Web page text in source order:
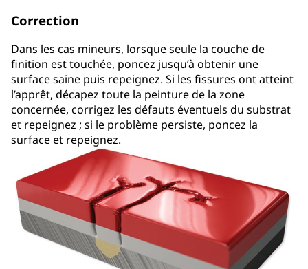
Correction
Dans les cas mineurs, lorsque seule la couche de
finition est touchée, poncez jusqu’à obtenir une
surface saine puis repeignez. Si les fissures ont atteint
l’apprêt, décapez toute la peinture de la zone
concernée, corrigez les défauts éventuels du substrat
et repeignez ; si le problème persiste, poncez la
surface et repeignez.